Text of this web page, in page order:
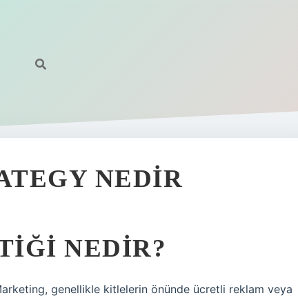
NEDIR
NEDIR?
genellikle kitlelerin önünde ücretli reklam veya